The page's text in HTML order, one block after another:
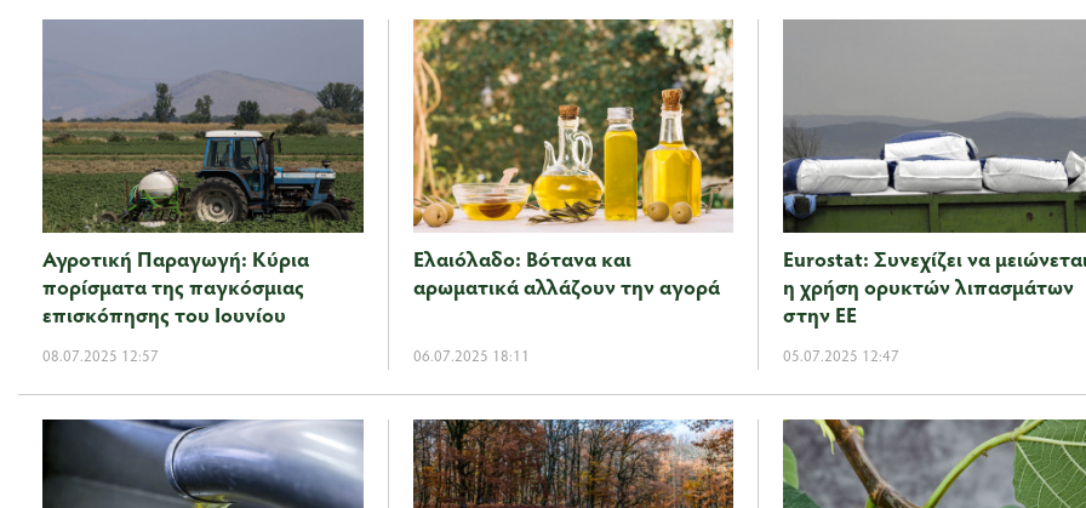
Αγροτική Παραγωγή: Κύρια
πορίσματα της παγκόσμιας
επισκόπησης του Ιουνίου
08.07.2025 12:57
Ελαιόλαδο: Βότανα και
αρωματικά αλλάζουν την αγορά
06.07.2025 18:11
Eurostat: Συνεχίζει να
η χρήση ορυκτών λιπασμάτων
στην ΕΕ
05.07.2025 12:47